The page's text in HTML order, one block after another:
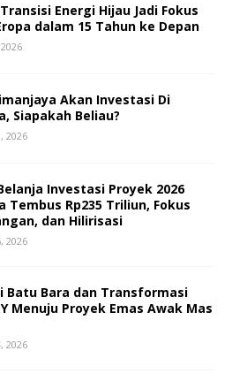
Energi Hijau Jadi Fokus
dalam 15 Tahun ke Depan
Akan Investasi Di
Siapakah Beliau?
2026
Investasi Proyek 2026
Tembus Rp235 Triliun, Fokus
dan Hilirisasi
2026
Batu Bara dan Transformasi
Menuju Proyek Emas Awak Mas
2026